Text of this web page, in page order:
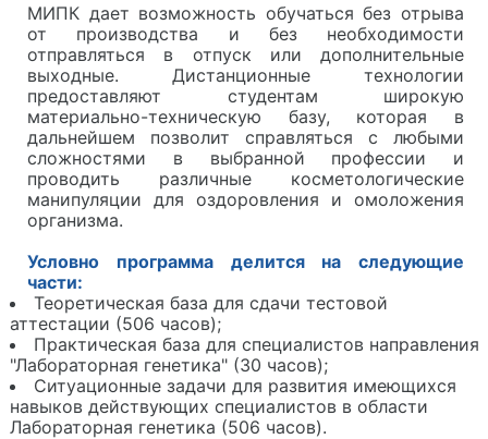
МИПК дает возможность обучаться без отрыва
от производства и без необходимости
отправляться в отпуск или дополнительные
выходные. Дистанционные технологии
предоставляют студентам широкую
материально-техническую базу, которая в
дальнейшем позволит справляться с любыми
сложностями в выбранной профессии и
проводить различные косметологические
манипуляции для оздоровления и омоложения
организма.
Условно программа делится на следующие
части:
Теоретическая база для сдачи тестовой
аттестации (506 часов);
Практическая база для специалистов направления
"Лабораторная генетика" (30 часов);
Ситуационные задачи для развития имеющихся
навыков действующих специалистов в области
Лабораторная генетика (506 часов).